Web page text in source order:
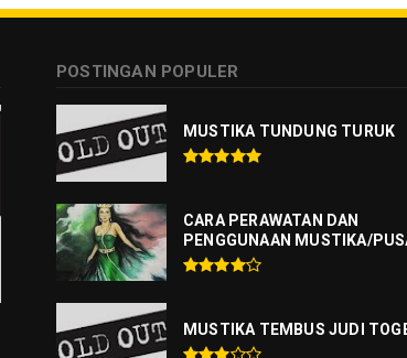
POSTINGAN POPULER
MUSTIKA TUNDUNG TURUK
CARA PERAWATAN DAN
PENGGUNAAN MUSTIKA/
MUSTIKA TEMBUS JUDI